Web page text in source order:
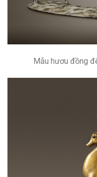
Mẫu hươu đồng